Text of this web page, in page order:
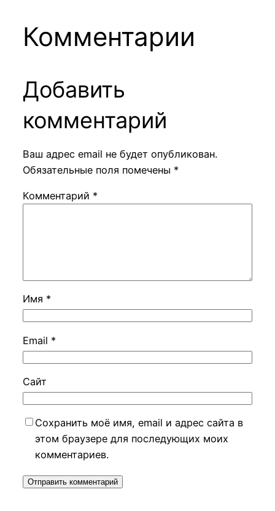
Комментарии
Добавить
комментарий
Ваш адрес email не будет опубликован.
Обязательные поля помечены *
Комментарий *
Имя *
Email *
Сайт
Сохранить моё имя, email и адрес сайта в
этом браузере для последующих моих
комментариев.